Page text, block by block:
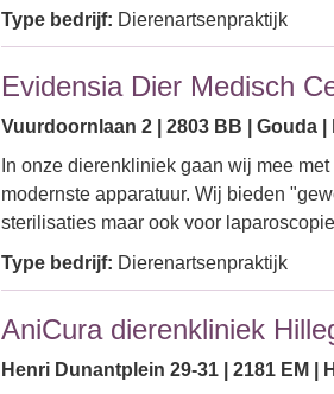
Type bedrijf: Dierenartsenpraktijk
Evidensia Dier Medisch
Vuurdoornlaan 2 | 2803 BB | Gouda |
In onze dierenkliniek gaan wij mee
modernste apparatuur. Wij bieden
sterilisaties maar ook voor
Type bedrijf: Dierenartsenpraktijk
AniCura dierenkliniek
Henri Dunantplein 29-31 | 2181 EM |